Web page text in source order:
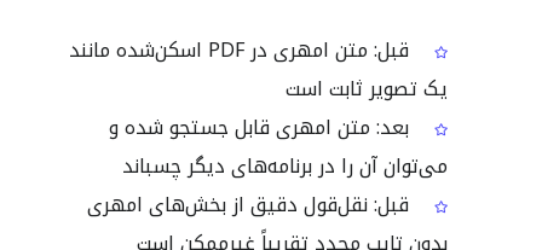
قبل: متن امهری در PDF اسکن‌شده مانند
یک تصویر ثابت است
بعد: متن امهری قابل جستجو شده و
می‌توان آن را در برنامه‌های دیگر چسباند
قبل: نقل‌قول دقیق از بخش‌های امهری